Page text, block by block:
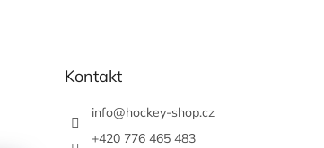
Kontakt
info@hockey-shop.cz
+420 776 465 483